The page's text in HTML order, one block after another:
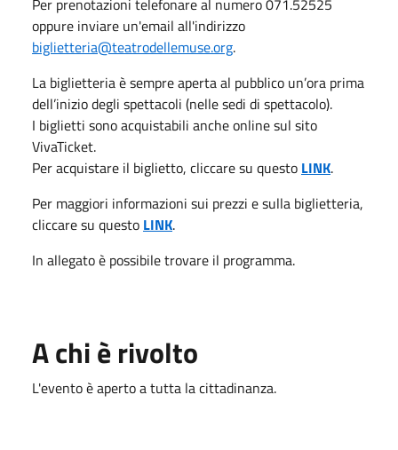
oppure inviare un'email all'indirizzo
biglietteria@teatrodellemuse.org.
La biglietteria è sempre aperta al pubblico un’ora prima
dell’inizio degli spettacoli (nelle sedi di spettacolo).
I biglietti sono acquistabili anche online sul sito
VivaTicket.
Per acquistare il biglietto, cliccare su questo LINK.
Per maggiori informazioni sui prezzi e sulla biglietteria,
cliccare su questo LINK.
In allegato è possibile trovare il programma.
A chi è rivolto
L'evento è aperto a tutta la cittadinanza.